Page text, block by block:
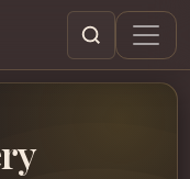
Søg